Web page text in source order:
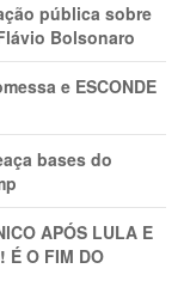
pública sobre
Bolsonaro
e ESCONDE
bases do
APÓS LULA E
É O FIM DO